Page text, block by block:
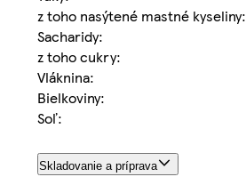
z toho nasýtené mastné kyseliny:
Sacharidy:
z toho cukry:
Vláknina:
Bielkoviny:
Soľ:
Skladovanie a príprava